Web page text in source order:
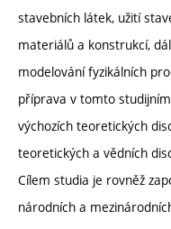
stavebních látek, užití
materiálů a konstrukcí,
modelování fyzikálních
příprava v tomto
výchozích teoretických
teoretických a vědních
Cílem studia je rovněž
národních a